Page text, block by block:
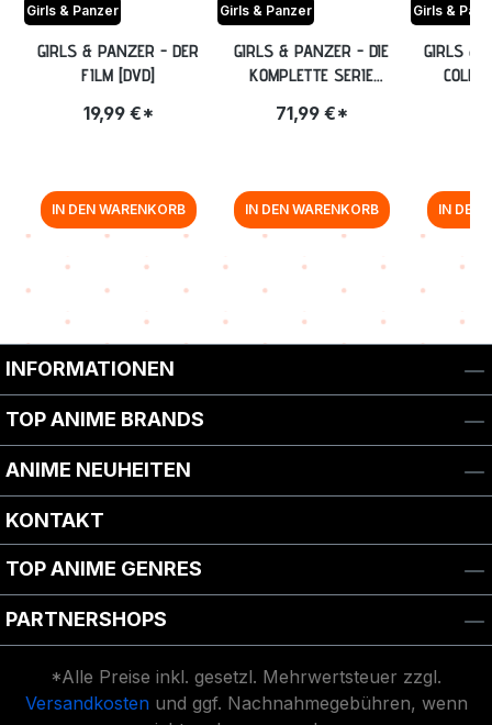
Girls & Panzer
GIRLS & PANZER - DER
FILM [DVD]
19,99 €*
IN DEN WARENKORB
Girls & Panzer
GIRLS & PANZER - DIE
KOMPLETTE SERIE
RAY]
71,99 €*
IN DEN WARENKORB
Girls &
GIRLS &
IN DEN
INFORMATIONEN
TOP ANIME BRANDS
ANIME NEUHEITEN
KONTAKT
TOP ANIME GENRES
PARTNERSHOPS
*Alle Preise inkl. gesetzl. Mehrwertsteuer zzgl.
Versandkosten und ggf. Nachnahmegebühren, wenn